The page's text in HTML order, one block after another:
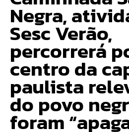
Negra,
Sesc Verão,
percorrerá
centro da
paulista
do povo
foram